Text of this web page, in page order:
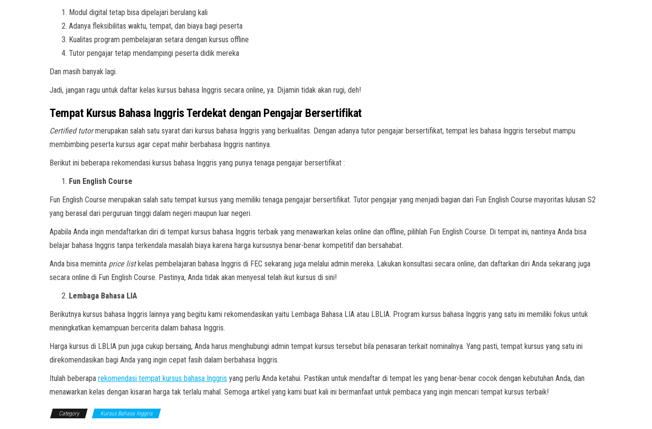
Modul digital tetap bisa dipelajari berulang kali
Adanya fleksibilitas waktu, tempat, dan biaya bagi peserta
Kualitas program pembelajaran setara dengan kursus offline
Tutor pengajar tetap mendampingi peserta didik mereka
Dan masih banyak lagi.
Jadi, jangan ragu untuk daftar kelas kursus bahasa Inggris secara online, ya. Dijamin tidak akan rugi, deh!
Tempat Kursus Bahasa Inggris Terdekat dengan Pengajar Bersertifikat
Certified tutormerupakan salah satu syarat dari kursus bahasa Inggris yang berkualitas. Dengan adanya tutor pengajar bersertifikat, tempat les bahasa Inggris tersebut mampu
membimbing peserta kursus agar cepat mahir berbahasa Inggris nantinya.
Berikut ini beberapa rekomendasi kursus bahasa Inggris yang punya tenaga pengajar bersertifikat :
Fun English Course
Fun English Course merupakan salah satu tempat kursus yang memiliki tenaga pengajar bersertifikat. Tutor pengajar yang menjadi bagian dari Fun English Course mayoritas lulusan S2
yang berasal dari perguruan tinggi dalam negeri maupun luar negeri.
Apabila Anda ingin mendaftarkan diri di tempat kursus bahasa Inggris terbaik yang menawarkan kelas online dan offline, pilihlah Fun English Course. Di tempat ini, nantinya Anda bisa
belajar bahasa Inggris tanpa terkendala masalah biaya karena harga kursusnya benar-benar kompetitif dan bersahabat.
Anda bisa meminta price listkelas pembelajaran bahasa Inggris di FEC sekarang juga melalui admin mereka. Lakukan konsultasi secara online, dan daftarkan diri Anda sekarang juga
secara online di Fun English Course. Pastinya, Anda tidak akan menyesal telah ikut kursus di sini!
Lembaga Bahasa LIA
Berikutnya kursus bahasa Inggris lainnya yang begitu kami rekomendasikan yaitu Lembaga Bahasa LIA atau LBLIA. Program kursus bahasa Inggris yang satu ini memiliki fokus untuk
meningkatkan kemampuan bercerita dalam bahasa Inggris.
Harga kursus di LBLIA pun juga cukup bersaing, Anda harus menghubungi admin tempat kursus tersebut bila penasaran terkait nominalnya. Yang pasti, tempat kursus yang satu ini
direkomendasikan bagi Anda yang ingin cepat fasih dalam berbahasa Inggris.
Itulah beberapa rekomendasi tempat kursus bahasa Inggris yang perlu Anda ketahui. Pastikan untuk mendaftar di tempat les yang benar-benar cocok dengan kebutuhan Anda, dan
menawarkan kelas dengan kisaran harga tak terlalu mahal. Semoga artikel yang kami buat kali ini bermanfaat untuk pembaca yang ingin mencari tempat kursus terbaik!
Category Kursus Bahasa Inggris